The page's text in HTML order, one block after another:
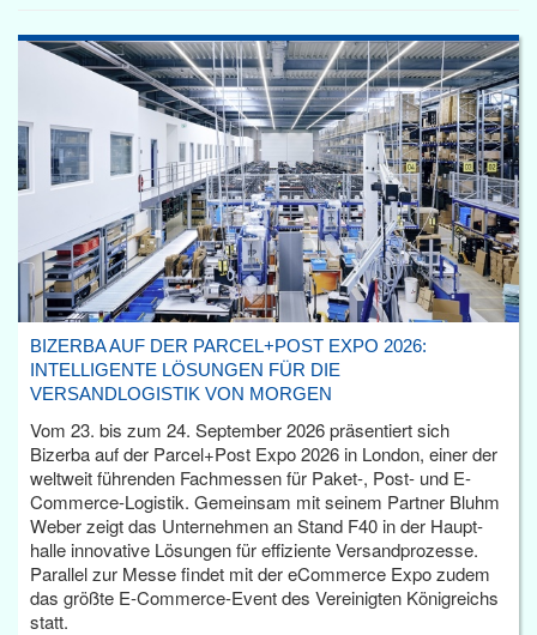
BIZERBA AUF DER PARCEL+POST EXPO 2026:
INTELLIGENTE LÖSUNGEN FÜR DIE
VERSANDLOGISTIK VON MORGEN
Vom 23. bis zum 24. September 2026 präsentiert sich
Bizerba auf der Parcel+Post Expo 2026 in London, einer der
weltweit führenden Fachmessen für Paket-, Post- und E-
Commerce-Logistik. Gemeinsam mit seinem Partner Bluhm
Weber zeigt das Unternehmen an Stand F40 in der Haupt­
halle innovative Lösungen für effiziente Versandprozesse.
Parallel zur Messe findet mit der eCommerce Expo zudem
das größte E-Commerce-Event des Vereinigten Königreichs
statt.